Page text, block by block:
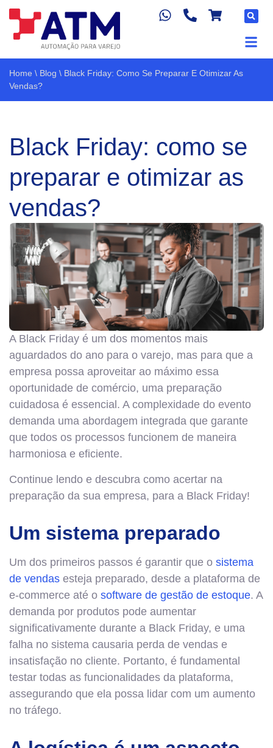
Home \ Blog \ Black Friday: Como Se Preparar E Otimizar As
Vendas?
Black Friday: como se
preparar e otimizar as
vendas?
A Black Friday é um dos momentos mais
aguardados do ano para o varejo, mas para que a
empresa possa aproveitar ao máximo essa
oportunidade de comércio, uma preparação
cuidadosa é essencial. A complexidade do evento
demanda uma abordagem integrada que garante
que todos os processos funcionem de maneira
harmoniosa e eficiente.
Continue lendo e descubra como acertar na
preparação da sua empresa, para a Black Friday!
Um sistema preparado
Um dos primeiros passos é garantir que o sistema
de vendas esteja preparado, desde a plataforma de
e-commerce até o software de gestão de estoque. A
demanda por produtos pode aumentar
significativamente durante a Black Friday, e uma
falha no sistema causaria perda de vendas e
insatisfação no cliente. Portanto, é fundamental
testar todas as funcionalidades da plataforma,
assegurando que ela possa lidar com um aumento
no tráfego.